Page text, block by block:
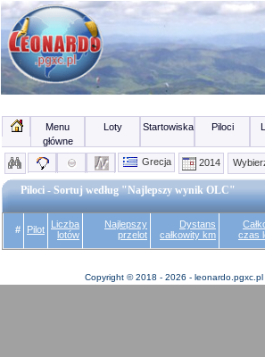
Menu
główne
Loty Startowiska Piloci
Grecja
2014
Piloci - Sortuj według "Najlepszy wynik OLC"
# Pilot
Liczba
lotów
Najlepszy
przelot
Dystans
całkowity km
czas
Copyright © 2018 - 2026 - leonardo.pgxc.pl